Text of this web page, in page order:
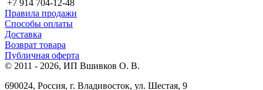
+7 914 704-12-48
Правила продажи
Способы оплаты
Доставка
Возврат товара
Публичная оферта
© 2011 - 2026, ИП Вшивков О. В.
690024, Россия, г. Владивосток, ул. Шестая, 9